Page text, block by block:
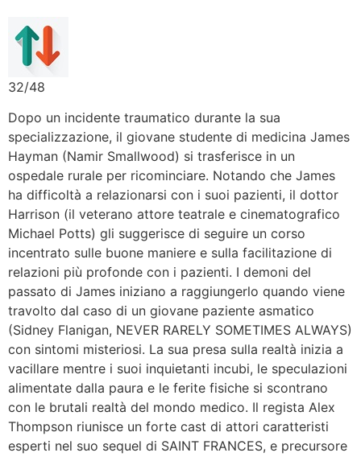
32/48
Dopo un incidente traumatico durante la sua
specializzazione, il giovane studente di medicina James
Hayman (Namir Smallwood) si trasferisce in un
ospedale rurale per ricominciare. Notando che James
ha difficoltà a relazionarsi con i suoi pazienti, il dottor
Harrison (il veterano attore teatrale e cinematografico
Michael Potts) gli suggerisce di seguire un corso
incentrato sulle buone maniere e sulla facilitazione di
relazioni più profonde con i pazienti. I demoni del
passato di James iniziano a raggiungerlo quando viene
travolto dal caso di un giovane paziente asmatico
(Sidney Flanigan, NEVER RARELY SOMETIMES ALWAYS)
con sintomi misteriosi. La sua presa sulla realtà inizia a
vacillare mentre i suoi inquietanti incubi, le speculazioni
alimentate dalla paura e le ferite fisiche si scontrano
con le brutali realtà del mondo medico. Il regista Alex
Thompson riunisce un forte cast di attori caratteristi
esperti nel suo sequel di SAINT FRANCES, e precursore